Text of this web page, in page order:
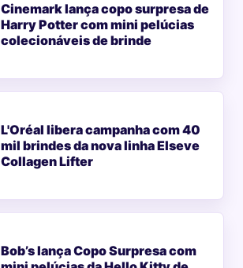
Cinemark lança copo surpresa de
Harry Potter com mini pelúcias
colecionáveis de brinde
L'Oréal libera campanha com 40
mil brindes da nova linha Elseve
Collagen Lifter
Bob’s lança Copo Surpresa com